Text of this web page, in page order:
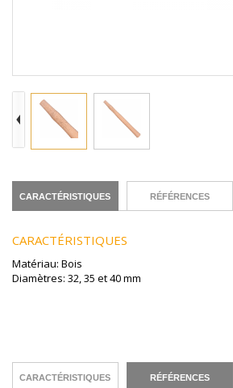
CARACTÉRISTIQUES RÉFÉRENCES
CARACTÉRISTIQUES
Matériau: Bois
Diamètres: 32, 35 et 40 mm
CARACTÉRISTIQUES RÉFÉRENCES